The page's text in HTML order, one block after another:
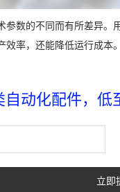
数的不同而有所差异
率，还能降低运行成
动化配件，